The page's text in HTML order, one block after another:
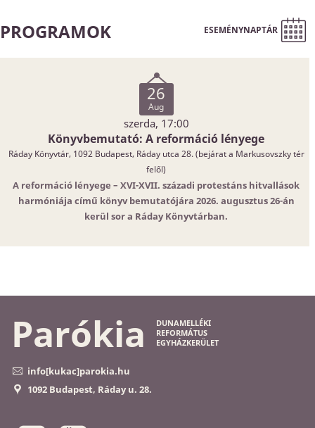
PROGRAMOK ESEMÉNYNAPTÁR
26
Aug
szerda, 17:00
Könyvbemutató: A reformáció lényege
Ráday Könyvtár, 1092 Budapest, Ráday utca 28. (bejárat a Markusovszky tér
felől)
A reformáció lényege – XVI-XVII. századi protestáns hitvallások
harmóniája című könyv bemutatójára 2026. augusztus 26-án
kerül sor a Ráday Könyvtárban.
Parókia
DUNAMELLÉKI
REFORMÁTUS
EGYHÁZKERÜLET
info[kukac]parokia.hu
1092 Budapest, Ráday u. 28.